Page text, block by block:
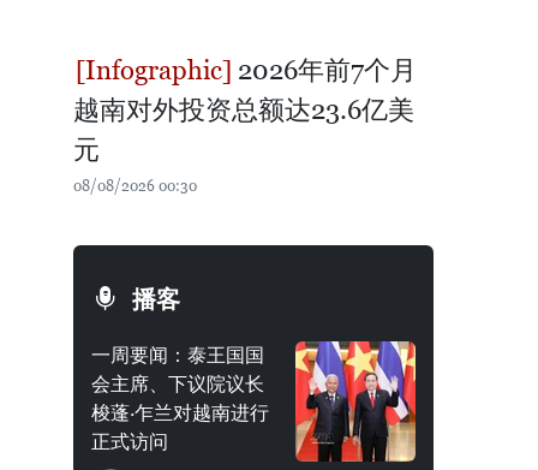
2026年前7个月
越南对外投资总额达23.6亿美
元
08/08/2026 00:30
播客
一周要闻：泰王国国
会主席、下议院议长
梭蓬·乍兰对越南进行
正式访问